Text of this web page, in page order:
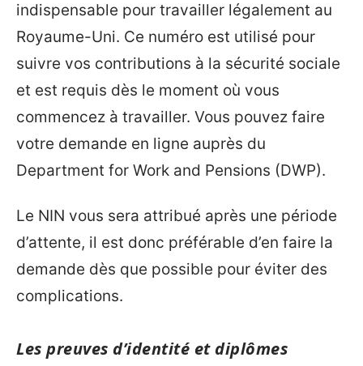
indispensable pour travailler légalement au
Royaume-Uni. Ce numéro est utilisé pour
suivre vos contributions à la sécurité sociale
et est requis dès le moment où vous
commencez à travailler. Vous pouvez faire
votre demande en ligne auprès du
Department for Work and Pensions (DWP).
Le NIN vous sera attribué après une période
d’attente, il est donc préférable d’en faire la
demande dès que possible pour éviter des
complications.
Les preuves d’identité et diplômes